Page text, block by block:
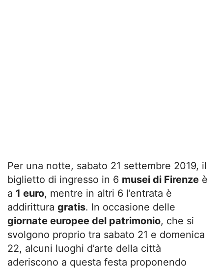
Per una notte, sabato 21 settembre 2019, il
biglietto di ingresso in 6 musei di Firenze è
a 1 euro, mentre in altri 6 l’entrata è
addirittura gratis. In occasione delle
giornate europee del patrimonio, che si
svolgono proprio tra sabato 21 e domenica
22, alcuni luoghi d’arte della città
aderiscono a questa festa proponendo